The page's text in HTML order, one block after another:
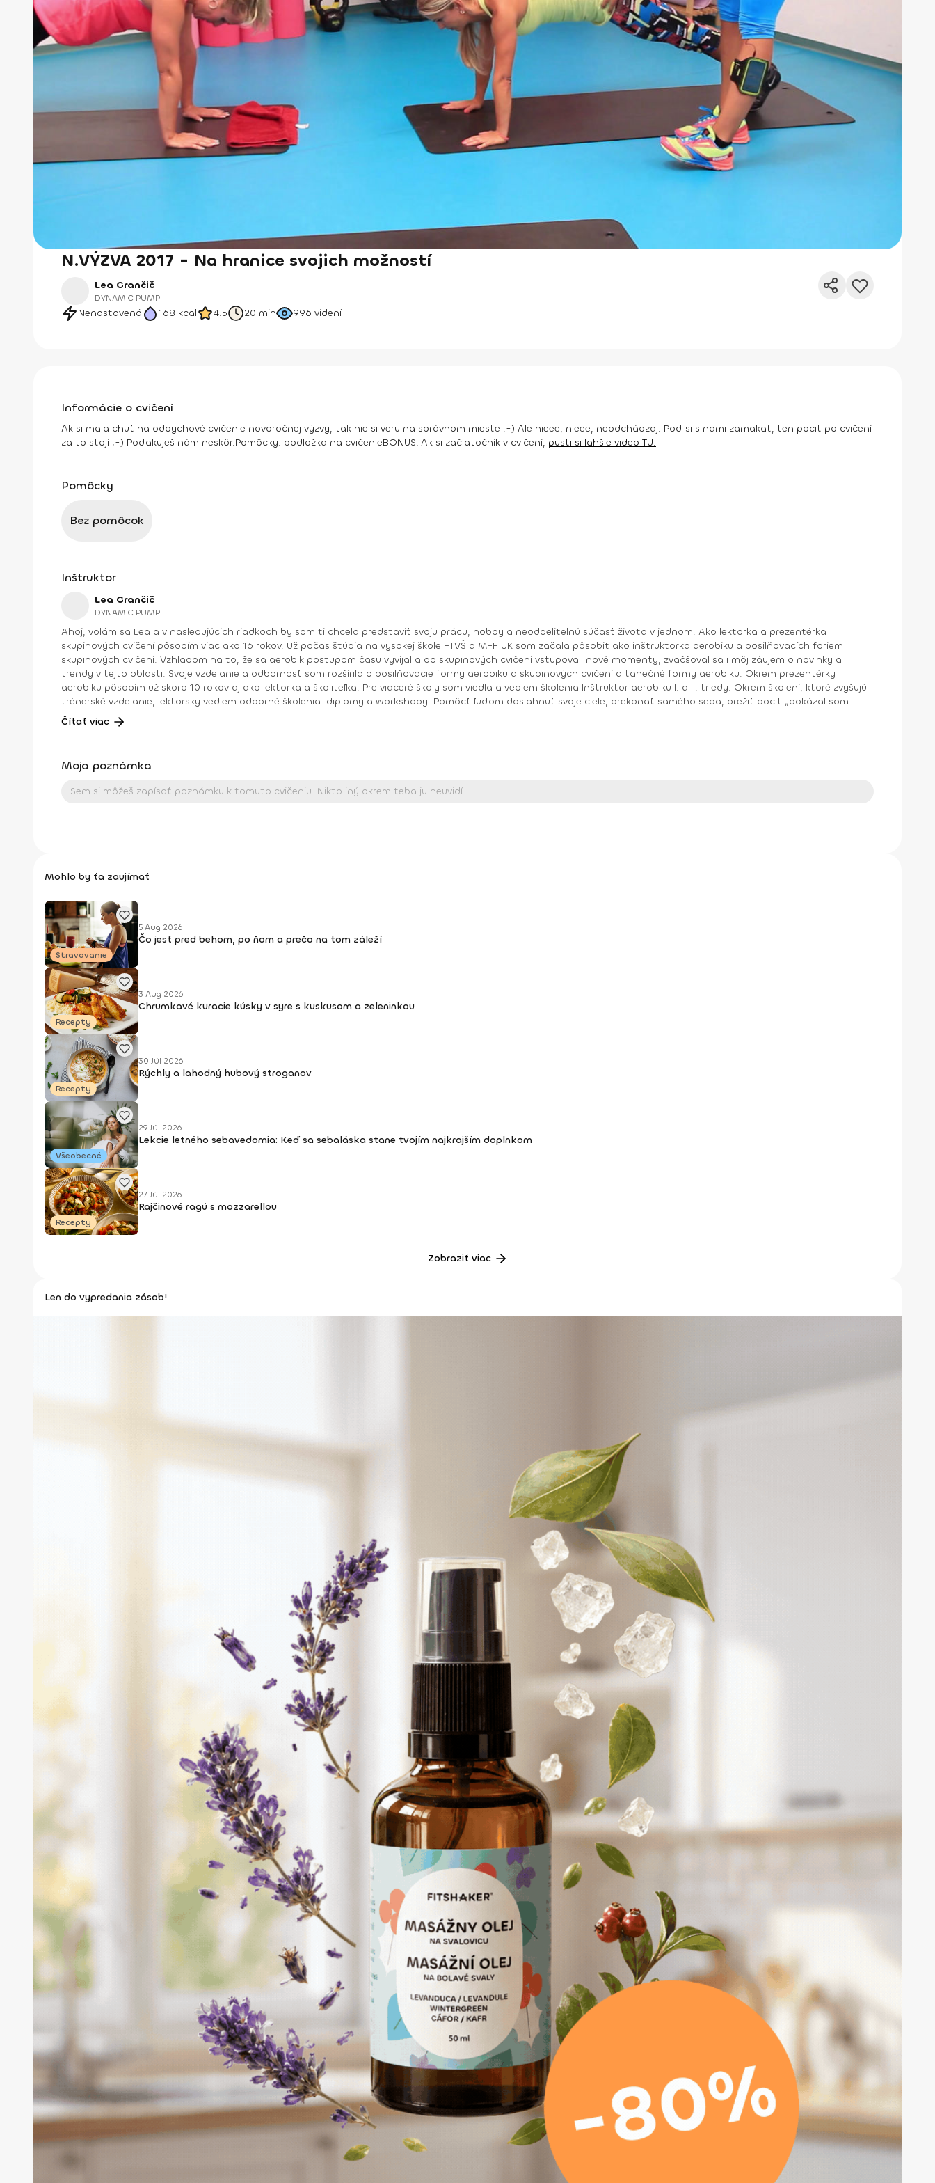
N.VÝZVA 2017 - Na hranice svojich možností
Lea Grančič
DYNAMIC PUMP
Nenastavená 168 kcal 4.5 20 min 996 videní
Informácie o cvičení
Ak si mala chuť na oddychové cvičenie novoročnej výzvy, tak nie si veru na správnom mieste :-) Ale nieee, nieee, neodchádzaj. Poď si s nami zamakať, ten pocit po cvičení
za to stojí ;-) Poďakuješ nám neskôr.Pomôcky: podložka na cvičenieBONUS! Ak si začiatočník v cvičení, pusti si ľahšie video TU.
Pomôcky
Bez pomôcok
Inštruktor
Lea Grančič
DYNAMIC PUMP
Ahoj, volám sa Lea a v nasledujúcich riadkoch by som ti chcela predstaviť svoju prácu, hobby a neoddeliteľnú súčasť života v jednom. Ako lektorka a prezentérka
skupinových cvičení pôsobím viac ako 16 rokov. Už počas štúdia na vysokej škole FTVŠ a MFF UK som začala pôsobiť ako inštruktorka aerobiku a posilňovacích foriem
skupinových cvičení. Vzhľadom na to, že sa aerobik postupom času vyvíjal a do skupinových cvičení vstupovali nové momenty, zväčšoval sa i môj záujem o novinky a
trendy v tejto oblasti. Svoje vzdelanie a odbornosť som rozšírila o posilňovacie formy aerobiku a skupinových cvičení a tanečné formy aerobiku. Okrem prezentérky
aerobiku pôsobím už skoro 10 rokov aj ako lektorka a školiteľka. Pre viaceré školy som viedla a vediem školenia Inštruktor aerobiku I. a II. triedy. Okrem školení, ktoré zvyšujú
trénerské vzdelanie, lektorsky vediem odborné školenia: diplomy a workshopy. Pomôcť ľuďom dosiahnuť svoje ciele, prekonať samého seba, prežiť pocit „dokázal som
to“... to sú momenty, ktoré sú pre mňa nenahraditeľné. Dosiahnuté vzdelanie: Inštruktor IFAA Licencia A Inštruktor 1. triedy aerobiku SZRTVS Step diplom, Body work
Čítať viac
Moja poznámka
Mohlo by ťa zaujímať
Stravovanie
5 Aug 2026
Čo jesť pred behom, po ňom a prečo na tom záleží
Recepty
3 Aug 2026
Chrumkavé kuracie kúsky v syre s kuskusom a zeleninkou
Recepty
30 Júl 2026
Rýchly a lahodný hubový stroganov
Všeobecné
29 Júl 2026
Lekcie letného sebavedomia: Keď sa sebaláska stane tvojím najkrajším doplnkom
Recepty
27 Júl 2026
Rajčinové ragú s mozzarellou
Zobraziť viac
Len do vypredania zásob!